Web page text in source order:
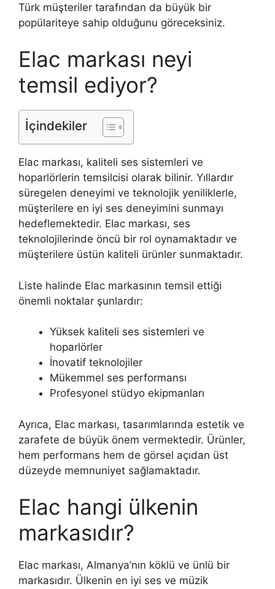
Türk müşteriler tarafından da büyük bir
popülariteye sahip olduğunu göreceksiniz.
Elac markası neyi
temsil ediyor?
İçindekiler
Elac markası, kaliteli ses sistemleri ve
hoparlörlerin temsilcisi olarak bilinir. Yıllardır
süregelen deneyimi ve teknolojik yeniliklerle,
müşterilere en iyi ses deneyimini sunmayı
hedeflemektedir. Elac markası, ses
teknolojilerinde öncü bir rol oynamaktadır ve
müşterilere üstün kaliteli ürünler sunmaktadır.
Liste halinde Elac markasının temsil ettiği
önemli noktalar şunlardır:
Yüksek kaliteli ses sistemleri ve
hoparlörler
İnovatif teknolojiler
Mükemmel ses performansı
Profesyonel stüdyo ekipmanları
Ayrıca, Elac markası, tasarımlarında estetik ve
zarafete de büyük önem vermektedir. Ürünler,
hem performans hem de görsel açıdan üst
düzeyde memnuniyet sağlamaktadır.
Elac hangi ülkenin
markasıdır?
Elac markası, Almanya’nın köklü ve ünlü bir
markasıdır. Ülkenin en iyi ses ve müzik